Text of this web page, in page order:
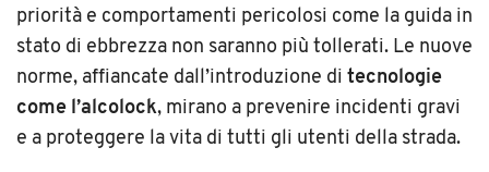
priorità e comportamenti pericolosi come la guida in
stato di ebbrezza non saranno più tollerati. Le nuove
norme, affiancate dall’introduzione di tecnologie
come l’alcolock, mirano a prevenire incidenti gravi
e a proteggere la vita di tutti gli utenti della strada.